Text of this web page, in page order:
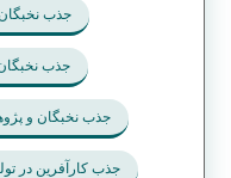
جذب
جذب
جذب نخبگان و
جذب کارآفرین در